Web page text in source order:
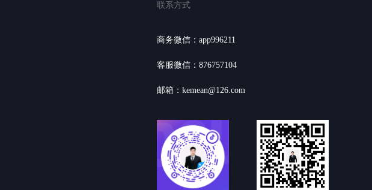
联系方式
商务微信：app996211
客服微信：876757104
邮箱：kemean@126.com